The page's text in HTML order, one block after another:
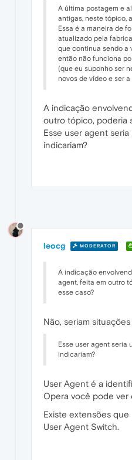
A última postagem e
antigas, neste tópico,
Essa é a maneira de
atualizado pela
que continua sendo a
então não funciona
(que eu suponho ser
novos de vídeo e ser
A indicação
outro tópico, poderia
Esse user agent
indicariam?
leocg MODERATOR
A indicação
agent, feita em outro
esse caso?
Não, seriam
Esse user agent seria
indicariam?
User Agent é a
Opera você pode ver
Existe extensões que
User Agent Switch.